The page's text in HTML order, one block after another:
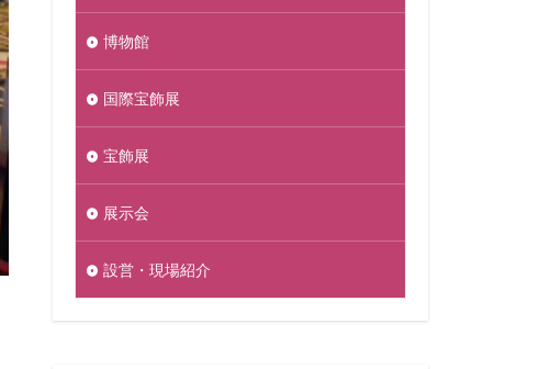
博物館
国際宝飾展
宝飾展
展示会
設営・現場紹介